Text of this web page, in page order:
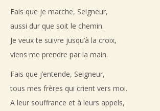
Fais que je marche, Seigneur,
aussi dur que soit le chemin.
Je veux te suivre jusqu’à la croix,
viens me prendre par la main.
Fais que j’entende, Seigneur,
tous mes frères qui crient vers moi.
A leur souffrance et à leurs appels,